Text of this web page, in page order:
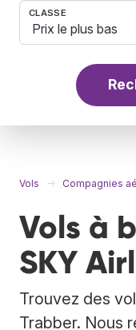
CLASSE
Vols Compagnies
Vols à
SKY
Trouvez des
Trabber. Nous